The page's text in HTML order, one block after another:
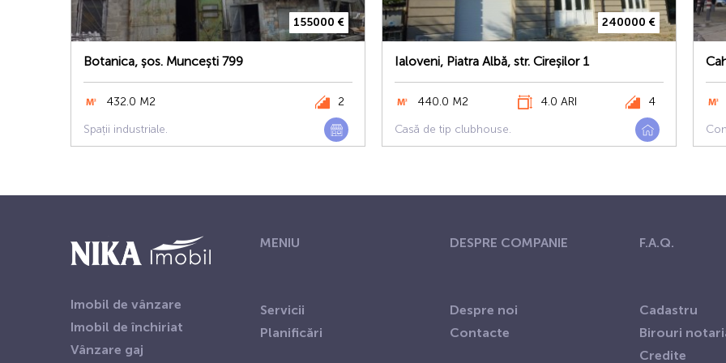
155000 €
Botanica, șos. Muncești 799
432.0 M2
2
Spații industriale.
240000 €
Ialoveni, Piatra Albă, str. Cireșilor 1
440.0 M2 4.0 ARI
4
Casă de tip clubhouse.
Imobil de vânzare
Imobil de închiriat
Vânzare gaj
MENIU
Servicii
Planificări
DESPRE COMPANIE
Despre noi
Contacte
F.A.Q.
Сadastru
Birouri
Credite